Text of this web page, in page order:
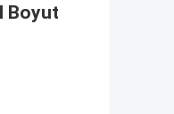
Boyut